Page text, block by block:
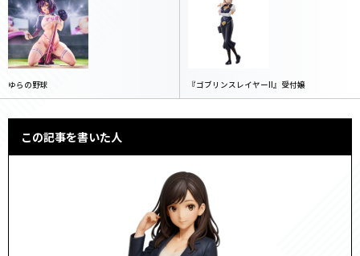
ゆらの野球 『ゴブリンスレイヤーII』受付嬢
この記事を書いた人